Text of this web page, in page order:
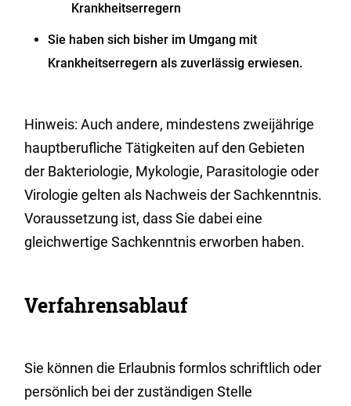
Krankheitserregern
Sie haben sich bisher im Umgang mit
Krankheitserregern als zuverlässig erwiesen.
Hinweis:Auch andere, mindestens zweijährige
hauptberufliche Tätigkeiten auf den Gebieten
der Bakteriologie, Mykologie, Parasitologie oder
Virologie gelten als Nachweis der Sachkenntnis.
Voraussetzung ist, dass Sie dabei eine
gleichwertige Sachkenntnis erworben haben.
Verfahrensablauf
Sie können die Erlaubnis formlos schriftlich oder
persönlich bei der zuständigen Stelle